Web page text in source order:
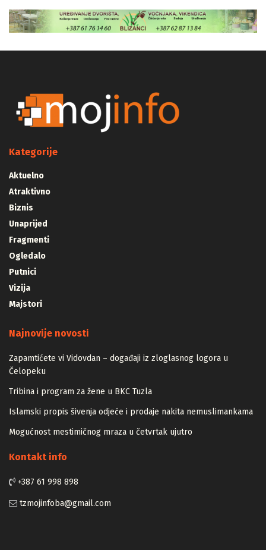
Kategorije
Aktuelno
Atraktivno
Biznis
Unaprijed
Fragmenti
Ogledalo
Putnici
Vizija
Majstori
Najnovije novosti
Zapamtićete vi Vidovdan – događaji iz zloglasnog logora u
Čelopeku
Tribina i program za žene u BKC Tuzla
Islamski propis šivenja odjeće i prodaje nakita nemuslimankama
Mogućnost mestimičnog mraza u četvrtak ujutro
Kontakt info
+387 61 998 898
tzmojinfoba@gmail.com